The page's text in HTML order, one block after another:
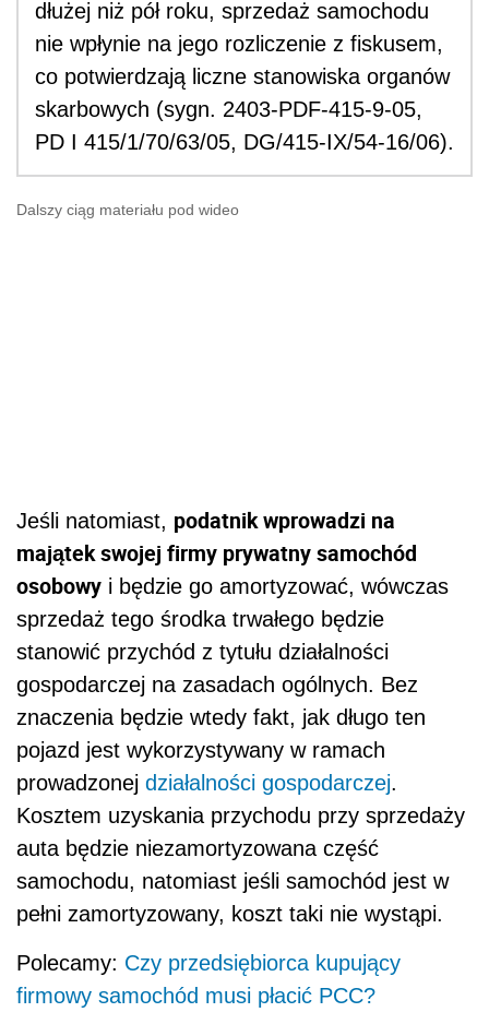
dłużej niż pół roku, sprzedaż samochodu
nie wpłynie na jego rozliczenie z fiskusem,
co potwierdzają liczne stanowiska organów
skarbowych (sygn. 2403-PDF-415-9-05,
PD I 415/1/70/63/05, DG/415-IX/54-16/06).
Dalszy ciąg materiału pod wideo
Jeśli natomiast, podatnik wprowadzi na
majątek swojej firmy prywatny samochód
osobowy i będzie go amortyzować, wówczas
sprzedaż tego środka trwałego będzie
stanowić przychód z tytułu działalności
gospodarczej na zasadach ogólnych. Bez
znaczenia będzie wtedy fakt, jak długo ten
pojazd jest wykorzystywany w ramach
prowadzonej działalności gospodarczej.
Kosztem uzyskania przychodu przy sprzedaży
auta będzie niezamortyzowana część
samochodu, natomiast jeśli samochód jest w
pełni zamortyzowany, koszt taki nie wystąpi.
Polecamy: Czy przedsiębiorca kupujący
firmowy samochód musi płacić PCC?